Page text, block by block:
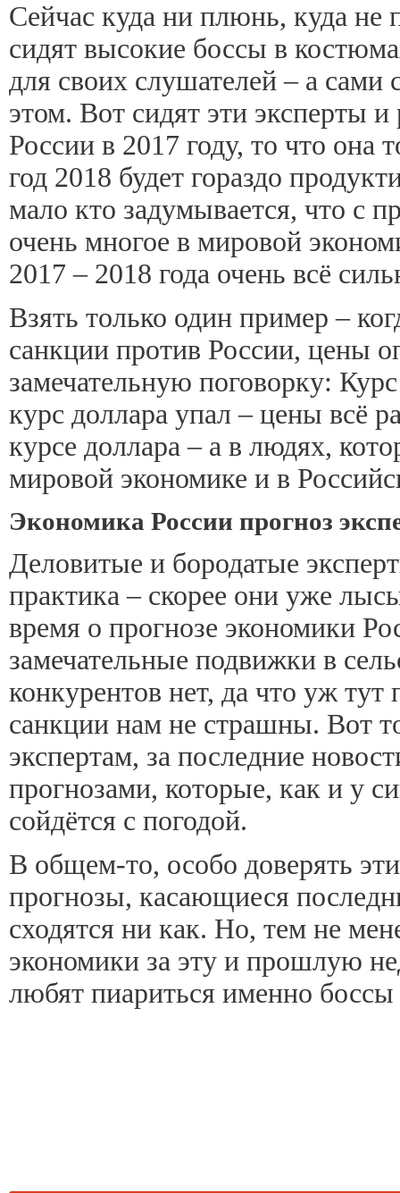
Сейчас куда ни плюнь, куда не
сидят высокие боссы в
для своих слушателей – а сами
этом. Вот сидят эти эксперты
России в 2017 году, то что она
год 2018 будет гораздо
мало кто задумывается, что с
очень многое в мировой
2017 – 2018 года очень всё
Взять только один пример –
санкции против России, цены
замечательную поговорку:
курс доллара упал – цены всё
курсе доллара – а в людях,
мировой экономике и в
Экономика России прогноз
Деловитые и бородатые
практика – скорее они уже
время о прогнозе экономики
замечательные подвижки в
конкурентов нет, да что уж
санкции нам не страшны. Вот
экспертам, за последние
прогнозами, которые, как и у
сойдётся с погодой.
В общем-то, особо доверять
прогнозы, касающиеся
сходятся ни как. Но, тем не
экономики за эту и прошлую
любят пиариться именно боссы